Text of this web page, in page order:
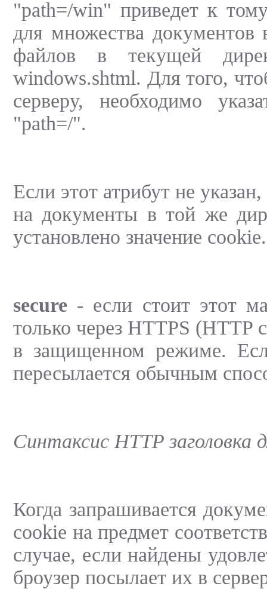
"path=/win" приведет к
для множества
файлов в текущей
windows.shtml. Для того,
серверу, необходимо
"path=/".
Если этот атрибут не
на документы в той же
установлено значение cookie.
secure - если стоит этот
только через HTTPS (HTTP
в защищенном режиме.
пересылается обычным
Синтаксис HTTP заголовка
Когда запрашивается
cookie на предмет
случае, если найдены
броузер посылает их в